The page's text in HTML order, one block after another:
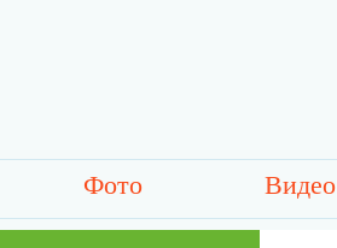
Фото Видео